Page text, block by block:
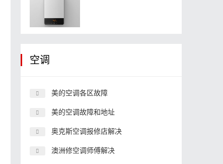
空调
美的空调各区故障
美的空调故障和地址
奥克斯空调报修店解决
澳洲修空调师傅解决